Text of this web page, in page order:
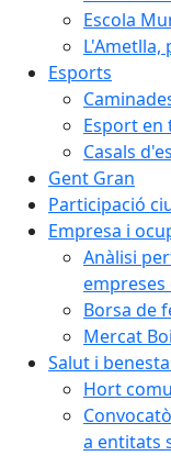
Escola
L'Ametlla,
Esports
Esport en
Casals
Gent Gran
Participació
Empresa i
Anàlisi
empreses
Borsa de
Mercat
Salut i
Hort
a entitats